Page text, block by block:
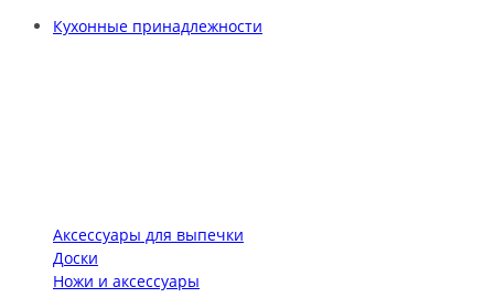
Кухонные принадлежности
Аксессуары для выпечки
Доски
Ножи и аксессуары